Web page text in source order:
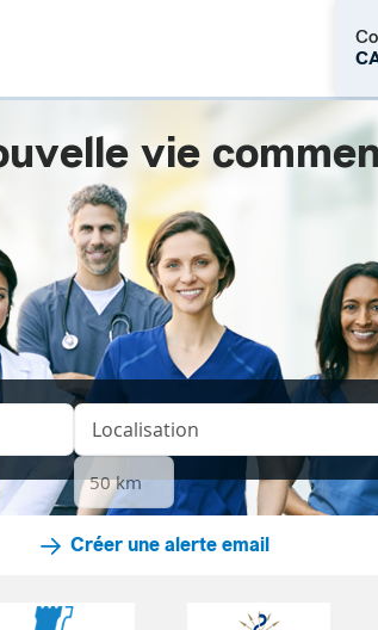
vie
Créer une alerte email